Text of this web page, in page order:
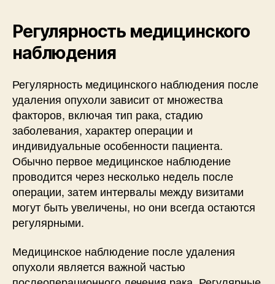
Регулярность медицинского
наблюдения
Регулярность медицинского наблюдения после
удаления опухоли зависит от множества
факторов, включая тип рака, стадию
заболевания, характер операции и
индивидуальные особенности пациента.
Обычно первое медицинское наблюдение
проводится через несколько недель после
операции, затем интервалы между визитами
могут быть увеличены, но они всегда остаются
регулярными.
Медицинское наблюдение после удаления
опухоли является важной частью